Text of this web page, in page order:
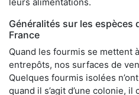
Généralités sur les espèces
France
Quand les fourmis se mettent
entrepôts, nos surfaces de
Quelques fourmis isolées
quand il s’agit d’une colonie,